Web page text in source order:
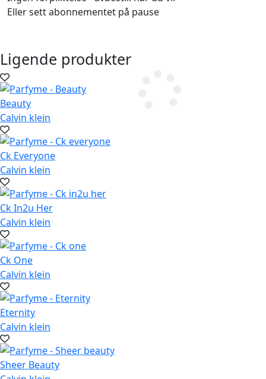
Eller sett abonnementet på pause
Ligende produkter
Beauty
Calvin klein
Ck Everyone
Calvin klein
Ck In2u Her
Calvin klein
Ck One
Calvin klein
Eternity
Calvin klein
Sheer Beauty